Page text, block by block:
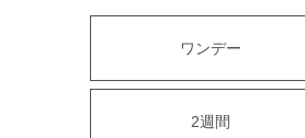
ワンデー
2週間